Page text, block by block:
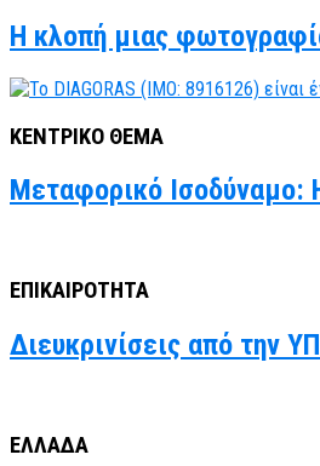
Η κλοπή μιας
ΚΕΝΤΡΙΚΟ ΘΕΜΑ
Μεταφορικό Ισοδύναμο:
ΕΠΙΚΑΙΡΟΤΗΤΑ
Διευκρινίσεις από την
ΕΛΛΑΔΑ